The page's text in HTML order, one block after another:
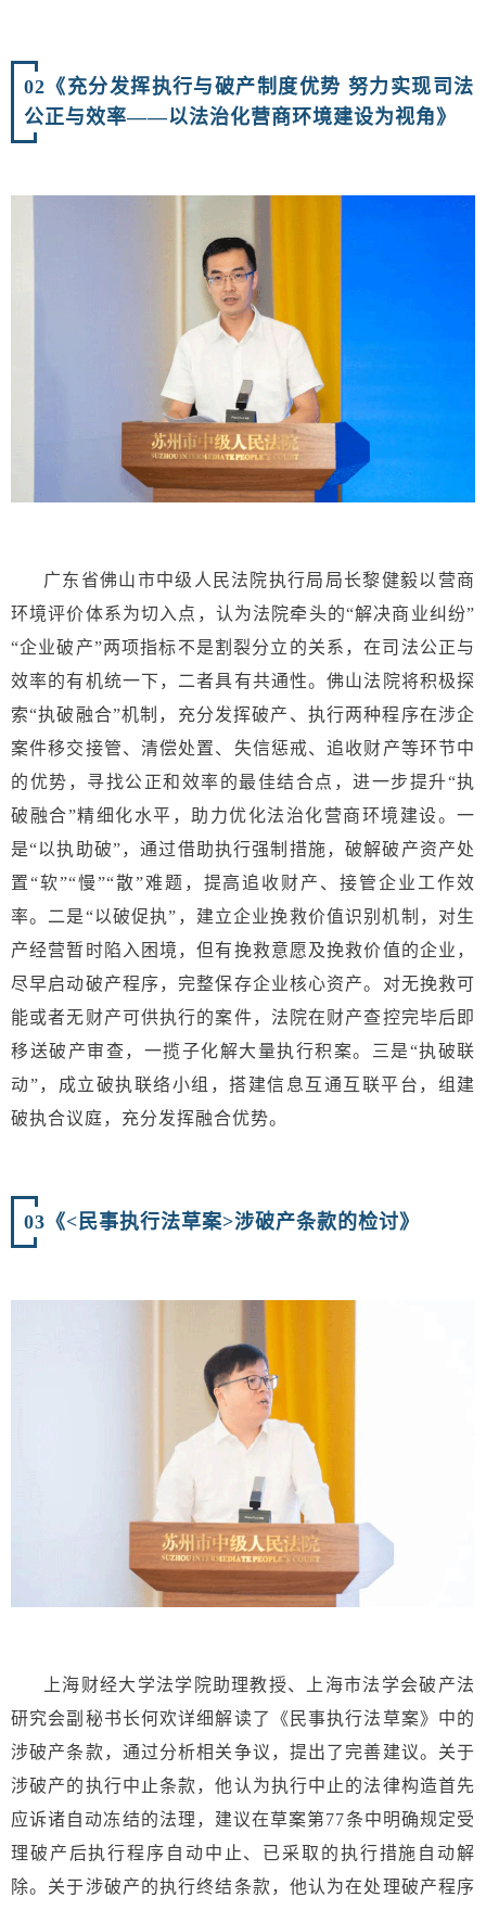
02 《充分发挥执行与破产制度优势 努力实现司法
公正与效率——以法治化营商环境建设为视角》
广东省佛山市中级人民法院执行局局长黎健毅以营商
环境评价体系为切入点，认为法院牵头的“解决商业纠纷”
“企业破产”两项指标不是割裂分立的关系，在司法公正与
效率的有机统一下，二者具有共通性。佛山法院将积极探
索“执破融合”机制，充分发挥破产、执行两种程序在涉企
案件移交接管、清偿处置、失信惩戒、追收财产等环节中
的优势，寻找公正和效率的最佳结合点，进一步提升“执
破融合”精细化水平，助力优化法治化营商环境建设。一
是“以执助破”，通过借助执行强制措施，破解破产资产处
置“软”“慢”“散”难题，提高追收财产、接管企业工作效
率。二是“以破促执”，建立企业挽救价值识别机制，对生
产经营暂时陷入困境，但有挽救意愿及挽救价值的企业，
尽早启动破产程序，完整保存企业核心资产。对无挽救可
能或者无财产可供执行的案件，法院在财产查控完毕后即
移送破产审查，一揽子化解大量执行积案。三是“执破联
动”，成立破执联络小组，搭建信息互通互联平台，组建
破执合议庭，充分发挥融合优势。
03《<民事执行法草案>涉破产条款的检讨》
上海财经大学法学院助理教授、上海市法学会破产法
研究会副秘书长何欢详细解读了《民事执行法草案》中的
涉破产条款，通过分析相关争议，提出了完善建议。关于
涉破产的执行中止条款，他认为执行中止的法律构造首先
应诉诸自动冻结的法理，建议在草案第77条中明确规定受
理破产后执行程序自动中止、已采取的执行措施自动解
除。关于涉破产的执行终结条款，他认为在处理破产程序